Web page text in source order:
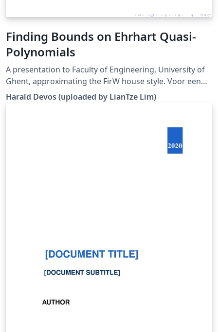
Finding Bounds on Ehrhart Quasi-
Polynomials
A presentation to Faculty of Engineering, University of
Ghent, approximating the FirW house style. Voor een
presentatie aan de Faculteit Ingenieurswetenschappen
kan je de template van Harald Devos gebruiken, die een
enige aanpassing is deze stijl ook te gebruiken voor
andere faculteiten of aan te passen richting algemene
UGent-huisstijl. (Downloaded from LaTeX templates en
Harald Devos (uploaded by LianTze Lim)